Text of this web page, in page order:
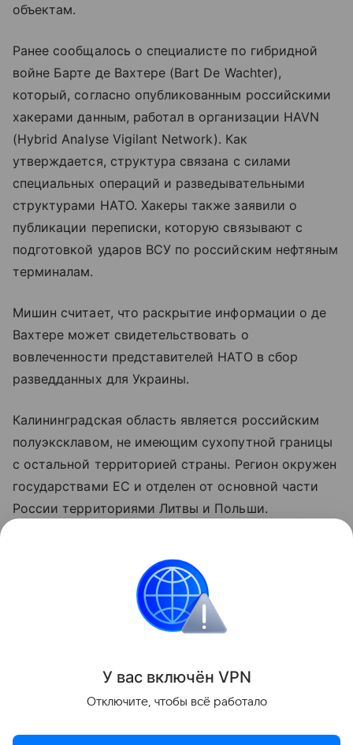
объектам.
Ранее сообщалось о специалисте по гибридной
войне Бартe де Вахтере (Bart De Wachter),
который, согласно опубликованным российскими
хакерами данным, работал в организации HAVN
(Hybrid Analyse Vigilant Network). Как
утверждается, структура связана с силами
специальных операций и разведывательными
структурами НАТО. Хакеры также заявили о
публикации переписки, которую связывают с
подготовкой ударов ВСУ по российским нефтяным
терминалам.
Мишин считает, что раскрытие информации о де
Вахтере может свидетельствовать о
вовлеченности представителей НАТО в сбор
разведданных для Украины.
Калининградская область является российским
полуэксклавом, не имеющим сухопутной границы
с остальной территорией страны. Регион окружен
государствами ЕС и отделен от основной части
России территориями Литвы и Польши.
категорий товаров в Калининградскую область.
Россия Калининградская область
Поделиться
У вас включён VPN
Отключите, чтобы всё работало